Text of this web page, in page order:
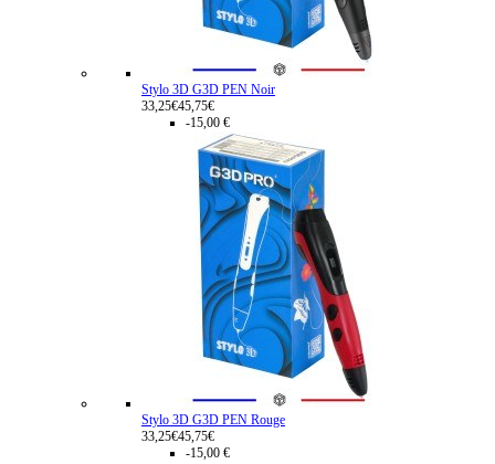
Stylo 3D G3D PEN Noir
33,25€45,75€
-15,00 €
Stylo 3D G3D PEN Rouge
33,25€45,75€
-15,00 €